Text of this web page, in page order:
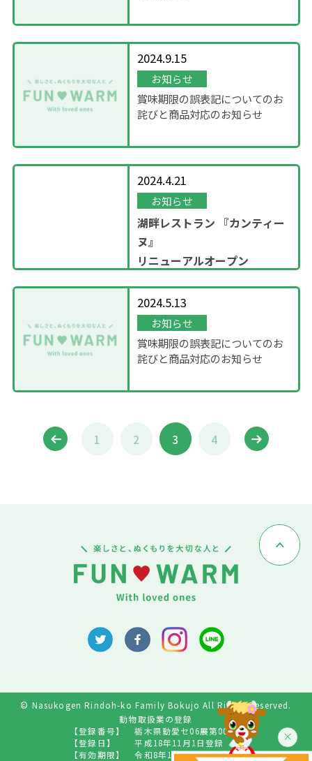
2024.9.15
お知らせ
賞味期限の誤表記についてのお
詫びと商品対応のお知らせ
2024.4.21
お知らせ
湖畔レストラン 『カンティー
ヌ』
リニューアルオープン
2024.5.13
お知らせ
賞味期限の誤表記についてのお
詫びと商品対応のお知らせ
1 2 3 4
© Nasukogen Rindoh-ko Family Bokujo All Rights Reserved.
動物取扱業の登録
【登録番号】
栃木県動愛セ06展第009号
【登録日】
平成18年11月1日登録
【有効期限】
令和8年10月31日